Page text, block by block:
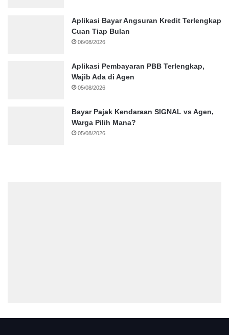
Aplikasi Bayar Angsuran Kredit Terlengkap
Cuan Tiap Bulan
06/08/2026
Aplikasi Pembayaran PBB Terlengkap,
Wajib Ada di Agen
05/08/2026
Bayar Pajak Kendaraan SIGNAL vs Agen,
Warga Pilih Mana?
05/08/2026